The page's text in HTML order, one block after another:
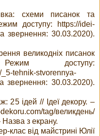
схеми писанок та
доступу: https://idei-
звернення: 30.03.2020).
великодніх писанок
доступу:
tehnik-stvorennya-
звернення: 30.03.2020).
25 ідей // Ідеї декору. –
tag/великдень/
з екрану.
клас від майстрині Юлії